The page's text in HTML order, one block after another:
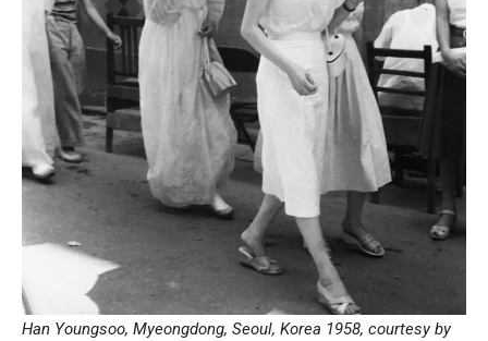
Han Youngsoo, Myeongdong, Seoul, Korea 1958, courtesy by